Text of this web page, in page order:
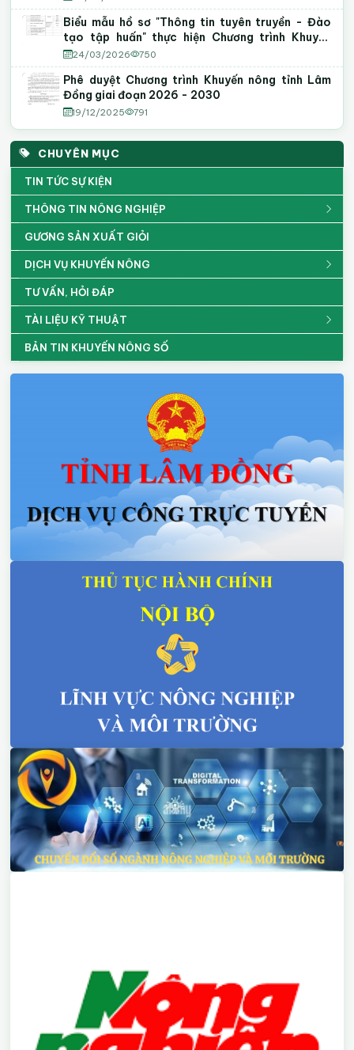
CHUYÊN MỤC
TIN TỨC SỰ KIỆN
THÔNG TIN NÔNG NGHIỆP
GƯƠNG SẢN XUẤT GIỎI
DỊCH VỤ KHUYẾN NÔNG
TƯ VẤN, HỎI ĐÁP
TÀI LIỆU KỸ THUẬT
BẢN TIN KHUYẾN NÔNG SỐ
Biểu mẫu hồ sơ "Thông tin tuyên truyền - Đào
tạo tập huấn" thực hiện Chương trình Khuyến
nông năm 2026
24/03/2026 750
Phê duyệt Chương trình Khuyến nông tỉnh Lâm
Đồng giai đoạn 2026 - 2030
19/12/2025 791